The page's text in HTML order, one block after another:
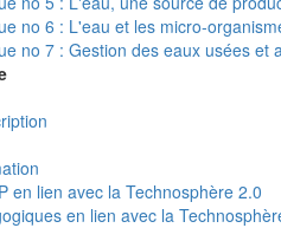
no 6 : L'eau et les micro-
no 7 : Gestion des eaux usées et
en lien avec la Technosphère 2.0
en lien avec la